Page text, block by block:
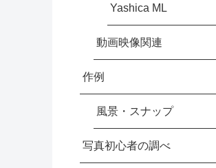
Yashica ML
動画映像関連
作例
風景・スナップ
写真初心者の調べ